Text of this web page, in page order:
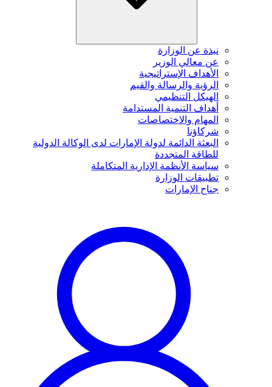
نبذة عن الوزارة
عن معالي الوزير
الأهداف الإستراتيجية
الرؤية والرسالة والقيم
الهيكل التنظيمي
أهداف التنمية المستدامة
المهام والاختصاصات
شركاؤنا
البعثة الدائمة لدولة الإمارات لدى الوكالة الدولية
للطاقة المتجددة
سياسة الأنظمة الإدارية المتكاملة
تطبيقات الوزارة
جناح الإمارات